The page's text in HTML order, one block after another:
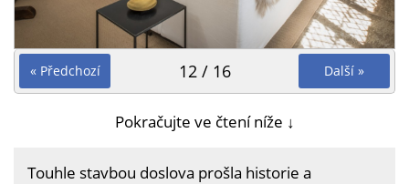
« Předchozí Další »
12 / 16
Pokračujte ve čtení níže ↓
Touhle stavbou doslova prošla historie a